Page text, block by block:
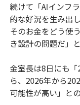
続けて「AIインフ
的な好況を生み出
そのお金をどう使
き設計の問題だ」
金室長は8日にも
ら、2026年から
可能性が高い」と